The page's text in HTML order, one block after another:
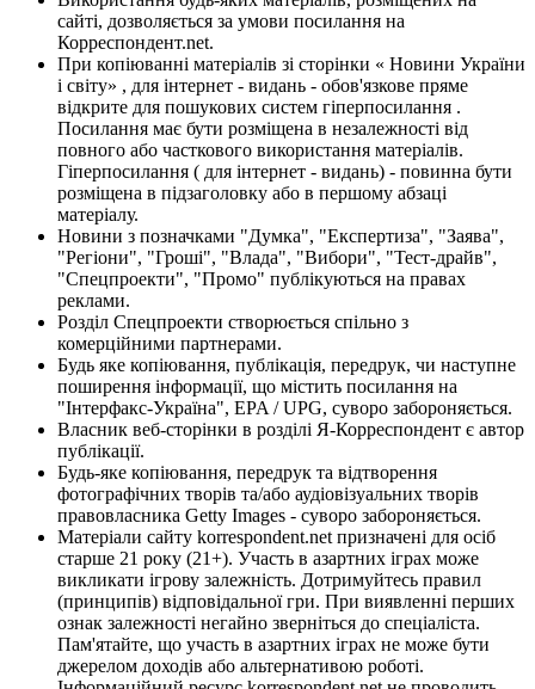
сайті, дозволяється за умови посилання на
Корреспондент.net.
При копіюванні матеріалів зі сторінки « Новини України
і світу» , для інтернет - видань - обов'язкове пряме
відкрите для пошукових систем гіперпосилання .
Посилання має бути розміщена в незалежності від
повного або часткового використання матеріалів.
Гіперпосилання ( для інтернет - видань) - повинна бути
розміщена в підзаголовку або в першому абзаці
матеріалу.
Новини з позначками "Думка", "Експертиза", "Заява",
"Регіони", "Гроші", "Влада", "Вибори", "Тест-драйв",
"Спецпроекти", "Промо" публікуються на правах
реклами.
Розділ Спецпроекти створюється спільно з
комерційними партнерами.
Будь яке копіювання, публікація, передрук, чи наступне
поширення інформації, що містить посилання на
"Інтерфакс-Україна", EPA / UPG, суворо забороняється.
Власник веб-сторінки в розділі Я-Корреспондент є автор
публікації.
Будь-яке копіювання, передрук та відтворення
фотографічних творів та/або аудіовізуальних творів
правовласника Getty Images - суворо забороняється.
Матеріали сайту korrespondent.net призначені для осіб
старше 21 року (21+). Участь в азартних іграх може
викликати ігрову залежність. Дотримуйтесь правил
(принципів) відповідальної гри. При виявленні перших
ознак залежності негайно зверніться до спеціаліста.
Пам'ятайте, що участь в азартних іграх не може бути
джерелом доходів або альтернативою роботі.